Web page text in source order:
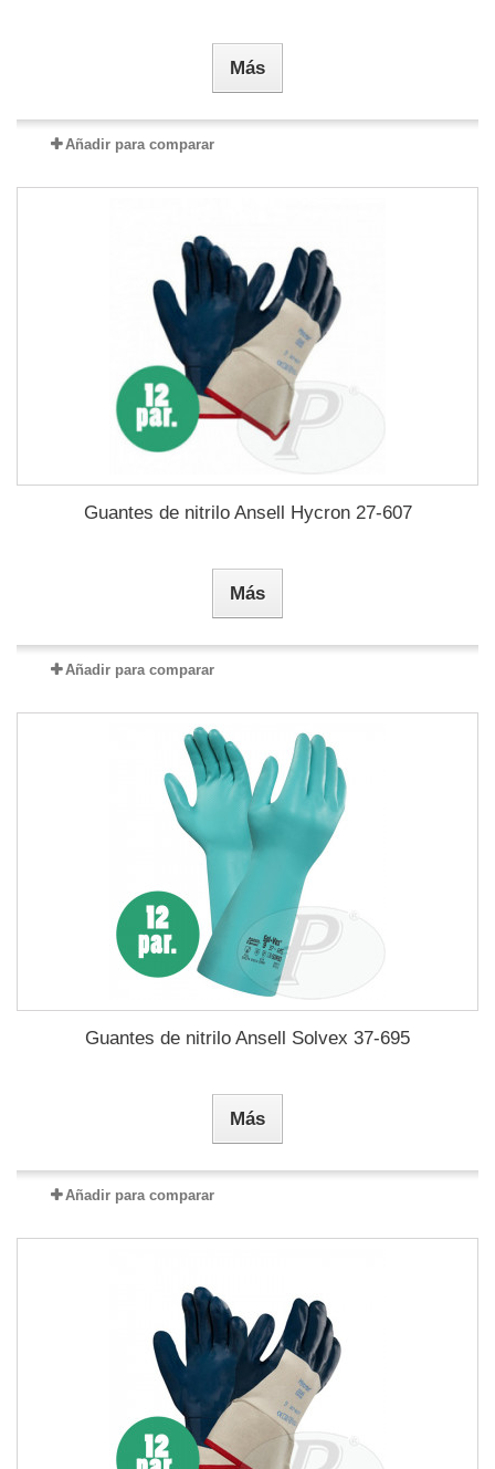
Más
Añadir para comparar
Guantes de nitrilo Ansell Hycron 27-607
Más
Añadir para comparar
Guantes de nitrilo Ansell Solvex 37-695
Más
Añadir para comparar